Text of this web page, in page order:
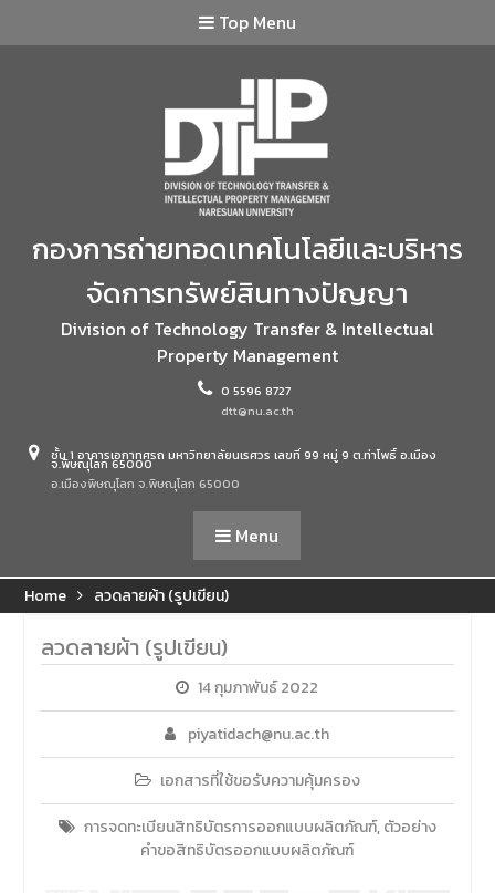
Top Menu
กองการถ่ายทอดเทคโนโลยีและบริหาร
จัดการทรัพย์สินทางปัญญา
Division of Technology Transfer & Intellectual
Property Management
0 5596 8727
dtt@nu.ac.th
ชั้น 1 อาคารเอกาทศรถ มหาวิทยาลัยนเรศวร เลขที่ 99 หมู่ 9 ต.ท่าโพธิ์ อ.เมือง
จ.พิษณุโลก 65000
อ.เมืองพิษณุโลก จ.พิษณุโลก 65000
Menu
Home ลวดลายผ้า (รูปเขียน)
ลวดลายผ้า (รูปเขียน)
14 กุมภาพันธ์ 2022
piyatidach@nu.ac.th
เอกสารที่ใช้ขอรับความคุ้มครอง
การจดทะเบียนสิทธิบัตรการออกแบบผลิตภัณฑ์,ตัวอย่าง
คำขอสิทธิบัตรออกแบบผลิตภัณฑ์